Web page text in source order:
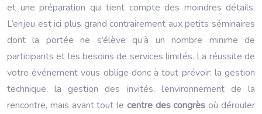
et une préparation qui tient compte des moindres détails.
L’enjeu est ici plus grand contrairement aux petits séminaires
dont la portée ne s’élève qu’à un nombre minime de
participants et les besoins de services limités. La réussite de
votre événement vous oblige donc à tout prévoir: la gestion
technique, la gestion des invités, l’environnement de la
rencontre, mais avant tout le centre des congrès où dérouler